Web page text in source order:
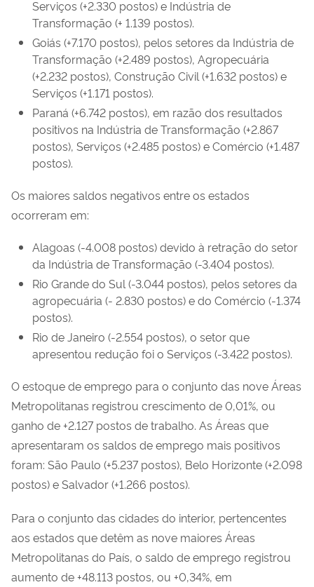
Serviços (+2.330 postos) e Indústria de
Transformação (+ 1.139 postos).
Goiás (+7.170 postos), pelos setores da Indústria de
Transformação (+2.489 postos), Agropecuária
(+2.232 postos), Construção Civil (+1.632 postos) e
Serviços (+1.171 postos).
Paraná (+6.742 postos), em razão dos resultados
positivos na Indústria de Transformação (+2.867
postos), Serviços (+2.485 postos) e Comércio (+1.487
postos).
Os maiores saldos negativos entre os estados
ocorreram em:
Alagoas (-4.008 postos) devido à retração do setor
da Indústria de Transformação (-3.404 postos).
Rio Grande do Sul (-3.044 postos), pelos setores da
agropecuária (- 2.830 postos) e do Comércio (-1.374
postos).
Rio de Janeiro (-2.554 postos), o setor que
apresentou redução foi o Serviços (-3.422 postos).
O estoque de emprego para o conjunto das nove Áreas
Metropolitanas registrou crescimento de 0,01%, ou
ganho de +2.127 postos de trabalho. As Áreas que
apresentaram os saldos de emprego mais positivos
foram: São Paulo (+5.237 postos), Belo Horizonte (+2.098
postos) e Salvador (+1.266 postos).
Para o conjunto das cidades do interior, pertencentes
aos estados que detêm as nove maiores Áreas
Metropolitanas do País, o saldo de emprego registrou
aumento de +48.113 postos, ou +0,34%, em